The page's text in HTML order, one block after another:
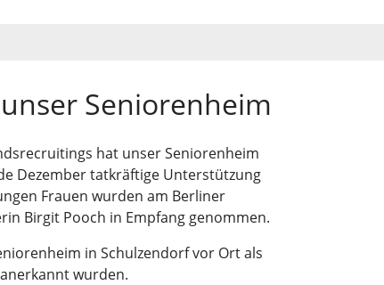
Seniorenheim
hat unser Seniorenheim
Dezember tatkräftige Unterstützung
Frauen wurden am Berliner
Birgit Pooch in Empfang genommen.
in Schulzendorf vor Ort als
wurden.